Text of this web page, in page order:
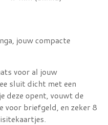
jouw compacte
voor al jouw
sluit dicht met een
deze opent, vouwt de
voor briefgeld, en zeker 8